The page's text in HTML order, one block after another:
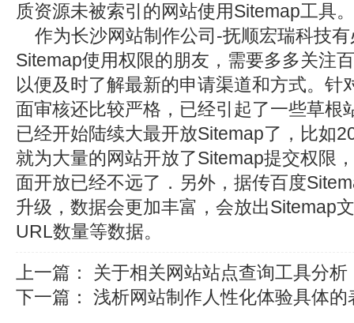
质资源未被索引的网站使用Sitemap工具。
作为长沙网站制作公司-抚顺宏瑞科技
Sitemap使用权限的朋友，需要多多关注
以便及时了解最新的申请渠道和方式。针
面审核还比较严格，已经引起了一些草根
已经开始陆续大最开放Sitemap了，比如
就为大量的网站开放了Sitemap提交权限
面开放已经不远了．另外，据传百度
升级，数据会更加丰富，会放出Sitemap
URL数量等数据。
上一篇： 关于相关网站站点查询工具分析
下一篇： 浅析网站制作人性化体验具体的